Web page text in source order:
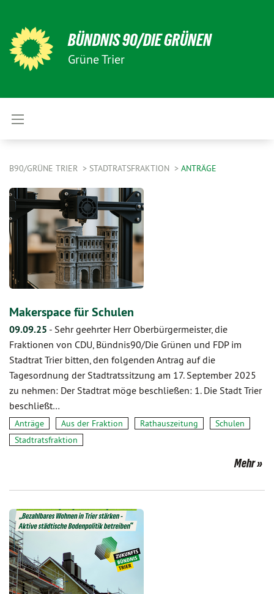
BÜNDNIS 90/DIE GRÜNEN
Grüne Trier
B90/GRÜNE TRIER STADTRATSFRAKTION ANTRÄGE
Makerspace für Schulen
09.09.25 - Sehr geehrter Herr Oberbürgermeister, die
Fraktionen von CDU, Bündnis90/Die Grünen und FDP im
Stadtrat Trier bitten, den folgenden Antrag auf die
Tagesordnung der Stadtratssitzung am 17. September 2025
zu nehmen: Der Stadtrat möge beschließen: 1. Die Stadt Trier
beschließt…
Anträge Aus der Fraktion Rathauszeitung
Schulen
Stadtratsfraktion
Mehr